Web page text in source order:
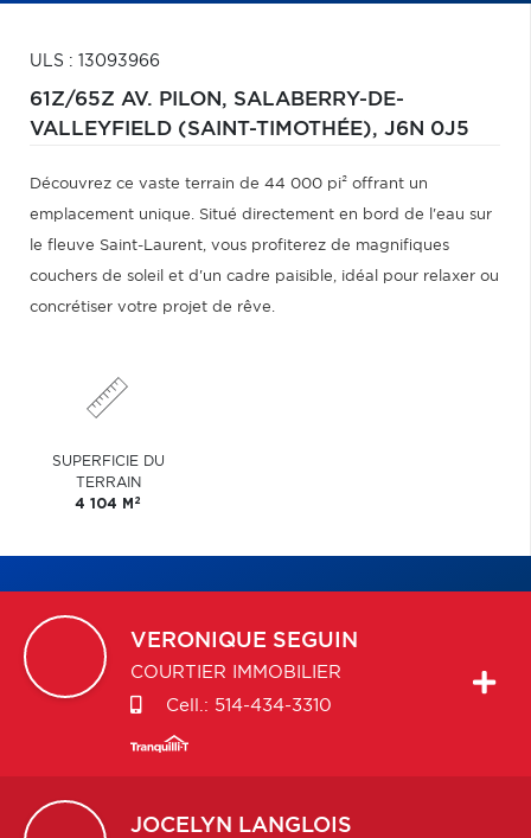
ULS : 13093966
61Z/65Z AV. PILON, SALABERRY-DE-
VALLEYFIELD (SAINT-TIMOTHÉE), J6N 0J5
Découvrez ce vaste terrain de 44 000 pi² offrant un
emplacement unique. Situé directement en bord de l'eau sur
le fleuve Saint-Laurent, vous profiterez de magnifiques
couchers de soleil et d'un cadre paisible, idéal pour relaxer ou
concrétiser votre projet de rêve.
SUPERFICIE DU
TERRAIN
4 104 M 2
VERONIQUE SEGUIN
COURTIER IMMOBILIER
Cell.: 514-434-3310
JOCELYN LANGLOIS